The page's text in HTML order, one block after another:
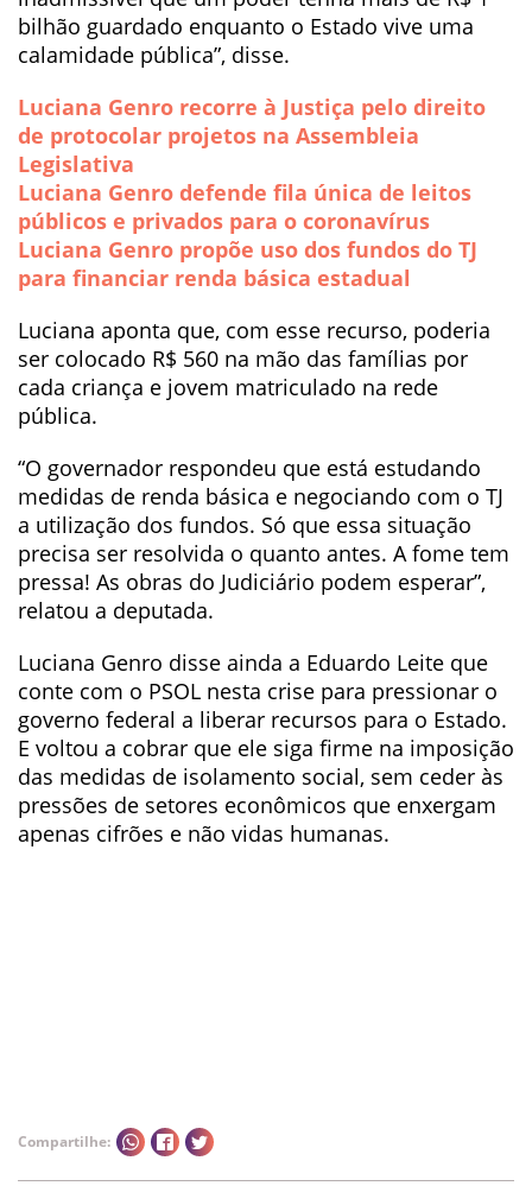
bilhão guardado enquanto o Estado vive uma
calamidade pública”, disse.
Luciana Genro recorre à Justiça pelo direito
de protocolar projetos na Assembleia
Legislativa
Luciana Genro defende fila única de leitos
públicos e privados para o coronavírus
Luciana Genro propõe uso dos fundos do TJ
para financiar renda básica estadual
Luciana aponta que, com esse recurso, poderia
ser colocado R$ 560 na mão das famílias por
cada criança e jovem matriculado na rede
pública.
“O governador respondeu que está estudando
medidas de renda básica e negociando com o TJ
a utilização dos fundos. Só que essa situação
precisa ser resolvida o quanto antes. A fome tem
pressa! As obras do Judiciário podem esperar”,
relatou a deputada.
Luciana Genro disse ainda a Eduardo Leite que
conte com o PSOL nesta crise para pressionar o
governo federal a liberar recursos para o Estado.
E voltou a cobrar que ele siga firme na imposição
das medidas de isolamento social, sem ceder às
pressões de setores econômicos que enxergam
apenas cifrões e não vidas humanas.
Compartilhe: